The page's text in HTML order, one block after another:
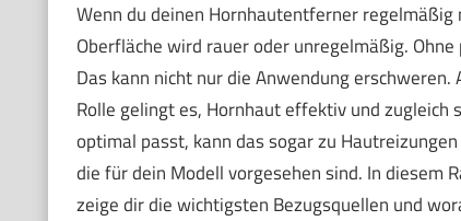
Wenn du deinen Hornhautentferner
Oberfläche wird rauer oder unregelmäßig.
Das kann nicht nur die Anwendung
Rolle gelingt es, Hornhaut effektiv und
optimal passt, kann das sogar zu
die für dein Modell vorgesehen sind. In diesem
zeige dir die wichtigsten Bezugsquellen und